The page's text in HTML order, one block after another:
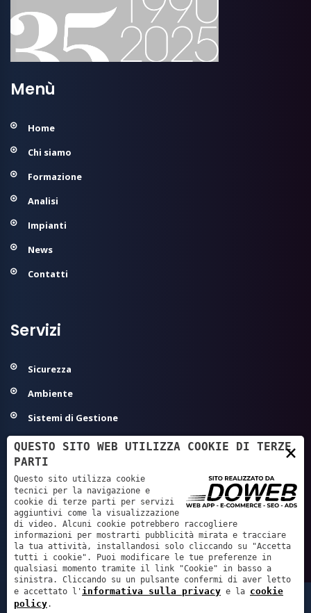
Menù
Home
Chi siamo
Formazione
Analisi
Impianti
News
Contatti
Servizi
Sicurezza
Ambiente
Sistemi di Gestione
Modelli Organizzativi 231
Agroalimentare ed Igiene
Sanità - Autorizzazione/Accreditamento
GDPR - Privacy
Servizi Tecnici e Progettazione
Lachiver Servizi S.r.l. - P.IVA: 02219800238 REA: VR
×
QUESTO SITO WEB UTILIZZA COOKIE DI TERZE
PARTI
Questo sito utilizza cookie
tecnici per la navigazione e
cookie di terze parti per servizi
aggiuntivi come la visualizzazione
di video. Alcuni cookie potrebbero raccogliere
informazioni per mostrarti pubblicità mirata e tracciare
la tua attività, installandosi solo cliccando su "Accetta
tutti i cookie". Puoi modificare le tue preferenze in
qualsiasi momento tramite il link "Cookie" in basso a
sinistra. Cliccando su un pulsante confermi di aver letto
e accettato l' informativa sulla privacy e la cookie
policy.